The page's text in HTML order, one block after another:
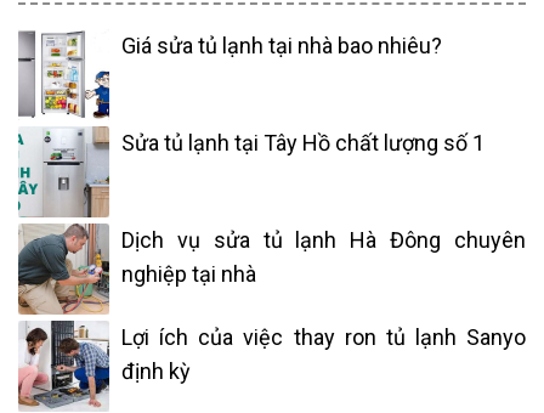
Giá sửa tủ lạnh tại nhà bao nhiêu?
Sửa tủ lạnh tại Tây Hồ chất lượng số 1
Dịch vụ sửa tủ lạnh Hà Đông chuyên
nghiệp tại nhà
Lợi ích của việc thay ron tủ lạnh Sanyo
định kỳ